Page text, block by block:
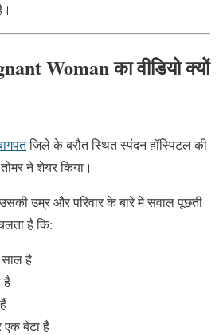
Woman का वीडियो क्यों
जिले के बरौत स्थित स्पंदन हॉस्पिटल की
ने शेयर किया।
उम्र और परिवार के बारे में सवाल पूछती
है कि:
साल है
है
एक बेटा है